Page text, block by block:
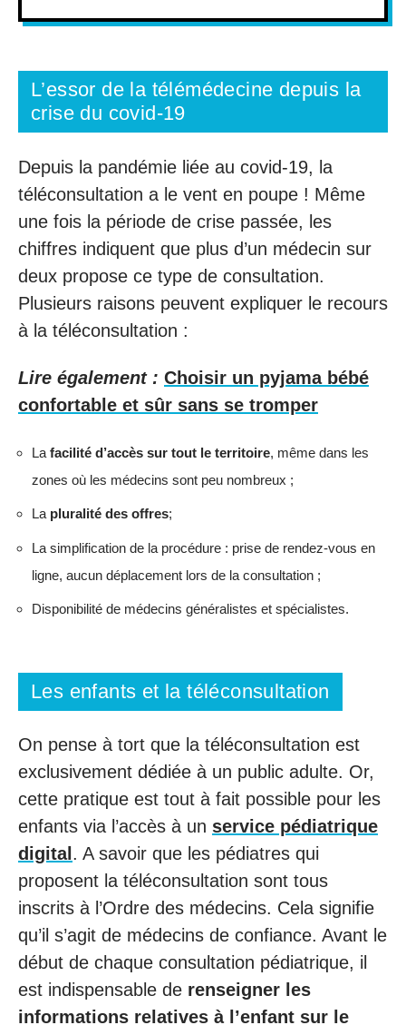
L’essor de la télémédecine depuis la
crise du covid-19
Depuis la pandémie liée au covid-19, la
téléconsultation a le vent en poupe ! Même
une fois la période de crise passée, les
chiffres indiquent que plus d’un médecin sur
deux propose ce type de consultation.
Plusieurs raisons peuvent expliquer le recours
à la téléconsultation :
Lire également : Choisir un pyjama bébé
confortable et sûr sans se tromper
La facilité d’accès sur tout le territoire, même dans les
zones où les médecins sont peu nombreux ;
La pluralité des offres;
La simplification de la procédure : prise de rendez-vous en
ligne, aucun déplacement lors de la consultation ;
Disponibilité de médecins généralistes et spécialistes.
Les enfants et la téléconsultation
On pense à tort que la téléconsultation est
exclusivement dédiée à un public adulte. Or,
cette pratique est tout à fait possible pour les
enfants via l’accès à un service pédiatrique
digital . A savoir que les pédiatres qui
proposent la téléconsultation sont tous
inscrits à l’Ordre des médecins. Cela signifie
qu’il s’agit de médecins de confiance. Avant le
début de chaque consultation pédiatrique, il
est indispensable de renseigner les
informations relatives à l’enfant sur le